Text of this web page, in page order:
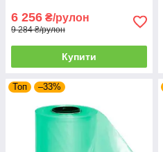
6 256 ₴/рулон
9 284 ₴/рулон
Купити
Топ –33%